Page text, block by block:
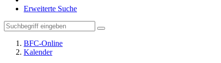
Erweiterte Suche
BFC-Online
Kalender